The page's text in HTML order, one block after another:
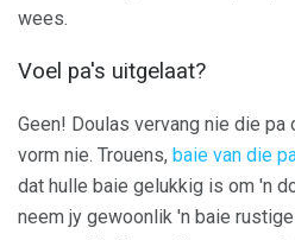
wees.
Voel pa's uitgelaat?
Geen! Doulas vervang nie die pa
vorm nie. Trouens, baie van die
dat hulle baie gelukkig is om 'n
neem jy gewoonlik 'n baie